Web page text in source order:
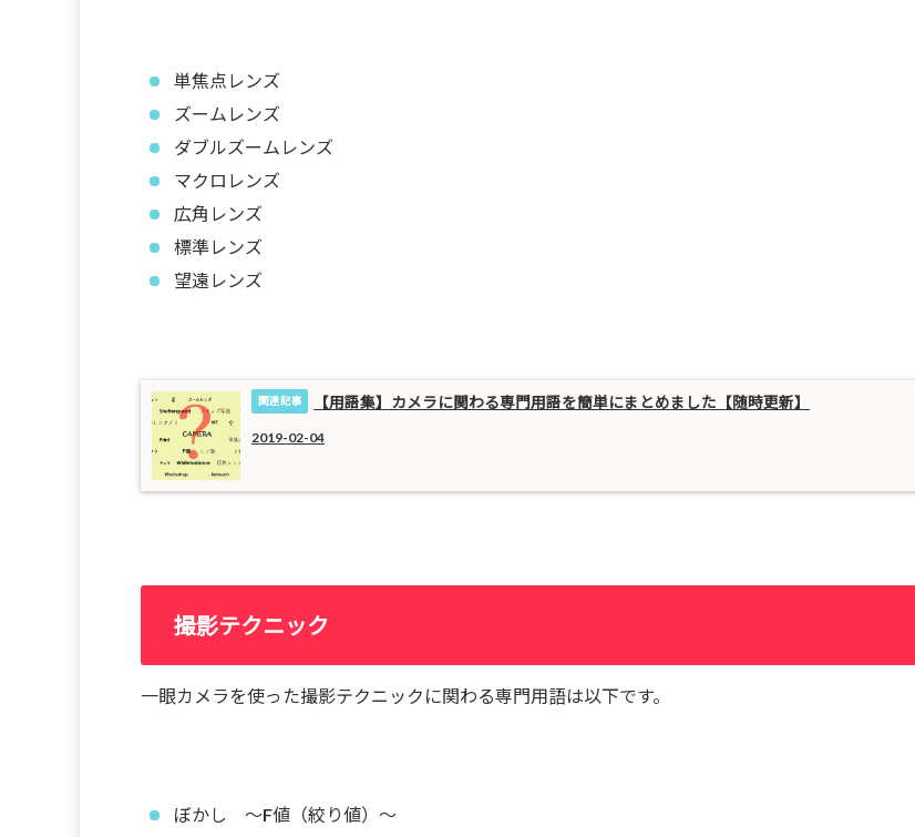
単焦点レンズ
ズームレンズ
ダブルズームレンズ
マクロレンズ
広角レンズ
標準レンズ
望遠レンズ
【用語集】カメラに関わる専門用語を簡単にまとめました【随時更新】
2019-02-04
撮影テクニック
一眼カメラを使った撮影テクニックに関わる専門用語は以下です。
ぼかし ～F値（絞り値）～